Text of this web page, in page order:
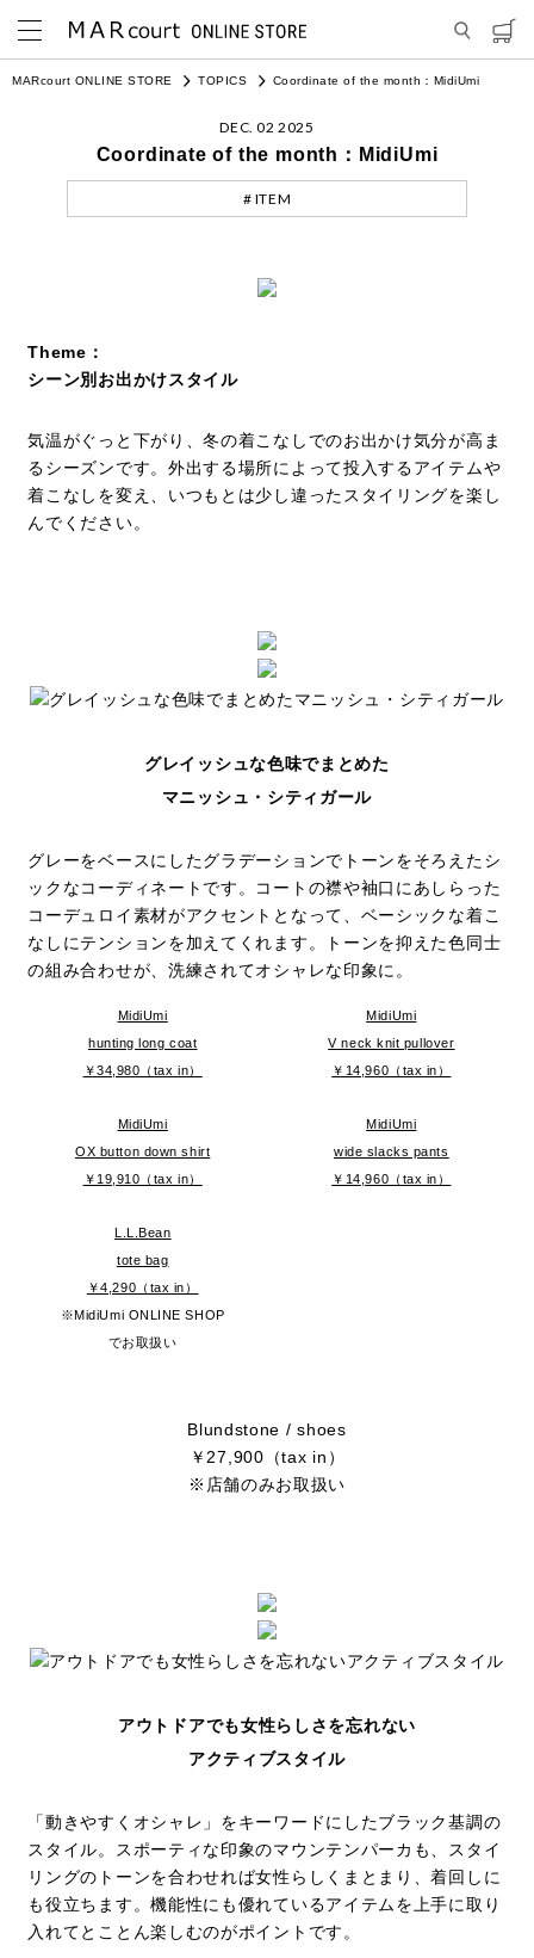
MARcourt ONLINE STORE TOPICS Coordinate of the month：MidiUmi
DEC. 02 2025
Coordinate of the month：MidiUmi
# ITEM
Theme：
シーン別お出かけスタイル
気温がぐっと下がり、冬の着こなしでのお出かけ気分が高ま
るシーズンです。外出する場所によって投入するアイテムや
着こなしを変え、いつもとは少し違ったスタイリングを楽し
んでください。
グレイッシュな色味でまとめた
マニッシュ・シティガール
グレーをベースにしたグラデーションでトーンをそろえたシ
ックなコーディネートです。コートの襟や袖口にあしらった
コーデュロイ素材がアクセントとなって、ベーシックな着こ
なしにテンションを加えてくれます。トーンを抑えた色同士
の組み合わせが、洗練されてオシャレな印象に。
MidiUmi
hunting long coat
￥34,980（tax in）
MidiUmi
V neck knit pullover
￥14,960（tax in）
MidiUmi
OX button down shirt
￥19,910（tax in）
MidiUmi
wide slacks pants
￥14,960（tax in）
L.L.Bean
tote bag
￥4,290（tax in）
※MidiUmi ONLINE SHOP
でお取扱い
Blundstone / shoes
￥27,900（tax in）
※店舗のみお取扱い
アウトドアでも女性らしさを忘れない
アクティブスタイル
「動きやすくオシャレ」をキーワードにしたブラック基調の
スタイル。スポーティな印象のマウンテンパーカも、スタイ
リングのトーンを合わせれば女性らしくまとまり、着回しに
も役立ちます。機能性にも優れているアイテムを上手に取り
入れてとことん楽しむのがポイントです。